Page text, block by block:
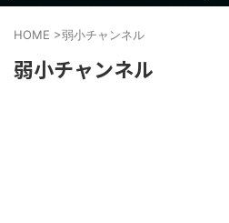
HOME >弱小チャンネル
弱小チャンネル